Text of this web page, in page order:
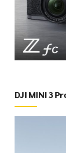
DJI MINI 3